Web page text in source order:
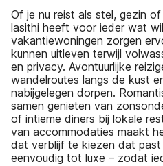
Of je nu reist als stel, gezin
lasithi heeft voor ieder wat
vakantiewoningen zorgen
kunnen uitleven terwijl
en privacy. Avontuurlijke
wandelroutes langs de kust
nabijgelegen dorpen.
samen genieten van
of intieme diners bij lokale
van accommodaties maakt
dat verblijf te kiezen dat
eenvoudig tot luxe – zodat